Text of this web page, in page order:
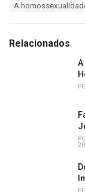
o
r:
A
Relacionados